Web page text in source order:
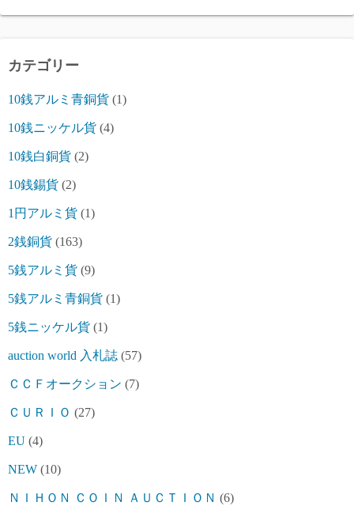
カテゴリー
10銭アルミ青銅貨 (1)
10銭ニッケル貨 (4)
10銭白銅貨 (2)
10銭錫貨 (2)
1円アルミ貨 (1)
2銭銅貨 (163)
5銭アルミ貨 (9)
5銭アルミ青銅貨 (1)
5銭ニッケル貨 (1)
auction world 入札誌 (57)
ＣＣＦオークション (7)
ＣＵＲＩＯ (27)
EU (4)
NEW (10)
ＮＩＨＯＮ ＣＯＩＮ ＡＵＣＴＩＯＮ (6)